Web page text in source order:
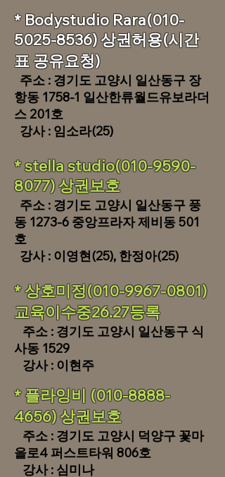
* Bodystudio Rara(010-
5025-8536) 상권허용(시간
표 공유요청)
주소 : 경기도 고양시 일산동구 장
항동 1758-1 일산한류월드유보라더
스 201호
​ 강사 : 임소라(25)
​* stella studio(010-9590-
8077) 상권보호
주소 : 경기도 고양시 일산동구 풍
동 1273-6 중앙프라자 제비동 501
호
​ 강사 : 이영현(25), 한정아(25)
* 상호미정(010-9967-0801)
교육이수중26.27등록
주소 : 경기도 고양시 일산동구 식
사동 1529​
​ 강사 : 이현주
​* 플라잉비 (010-8888-
4656)상권보호
주소 : 경기도 고양시 덕양구 꽃마
을로4 퍼스트타워 806호
​ 강사 : 심미나